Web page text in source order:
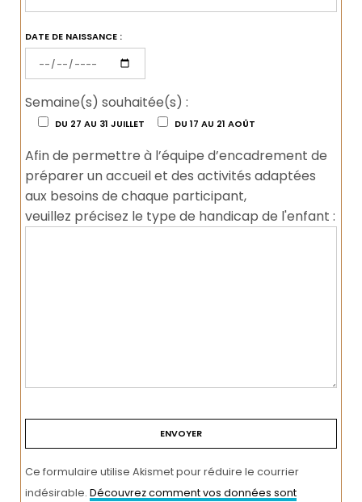
DATE DE NAISSANCE :
Semaine(s) souhaitée(s) :
DU 27 AU 31 JUILLET DU 17 AU 21 AOÛT
Afin de permettre à l’équipe d’encadrement de
préparer un accueil et des activités adaptées
aux besoins de chaque participant,
veuillez précisez le type de handicap de l'enfant :
Ce formulaire utilise Akismet pour réduire le courrier
indésirable.Découvrez comment vos données sont